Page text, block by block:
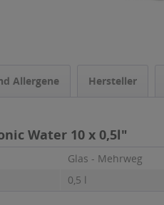
Allergene Hersteller
Water 10 x 0,5l"
Glas - Mehrweg
0,5 l